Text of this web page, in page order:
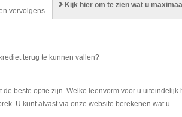
Kijk hier om te zien wat u
vervolgens
terug te kunnen vallen?
de beste optie zijn. Welke leenvorm voor u uiteindelijk
U kunt alvast via onze website berekenen wat u